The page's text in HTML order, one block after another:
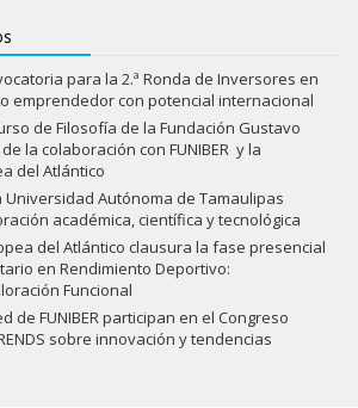
para la 2.ª Ronda de Inversores en
emprendedor con potencial internacional
de Filosofía de la Fundación Gustavo
la colaboración con FUNIBER y la
del Atlántico
Universidad Autónoma de Tamaulipas
académica, científica y tecnológica
del Atlántico clausura la fase presencial
en Rendimiento Deportivo:
Funcional
de FUNIBER participan en el Congreso
sobre innovación y tendencias